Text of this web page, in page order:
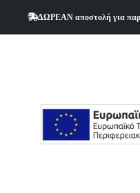
ΔΩΡΕΑΝ αποστολή για